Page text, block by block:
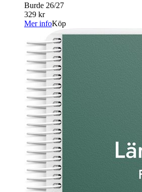
Burde 26/27
329 kr
Mer infoKöp